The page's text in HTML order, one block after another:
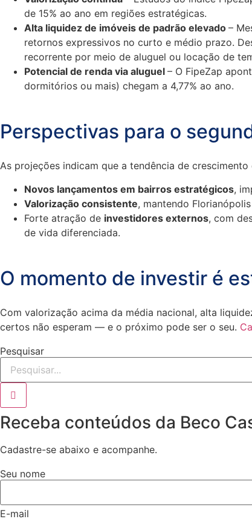
de 15% ao ano em regiões estratégicas.
Alta liquidez de imóveis de padrão elevado –
retornos expressivos no curto e médio prazo.
recorrente por meio de aluguel ou locação de
Potencial de renda via aluguel – O FipeZap
dormitórios ou mais) chegam a 4,77% ao ano.
Perspectivas para o
As projeções indicam que a tendência de
Novos lançamentos em bairros estratégicos,
Valorização consistente, mantendo
Forte atração de investidores externos, com
de vida diferenciada.
O momento de investir é
Com valorização acima da média nacional, alta
certos não esperam — e o próximo pode ser o seu.
Pesquisar
Receba conteúdos da Beco
Cadastre-se abaixo e acompanhe.
Seu nome
E-mail